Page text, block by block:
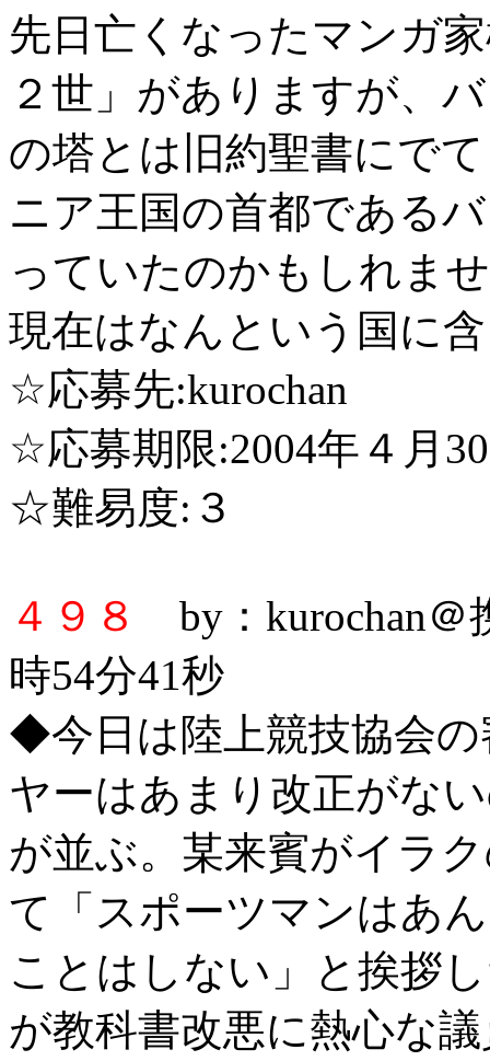
先日亡くなったマンガ
２世」がありますが、
の塔とは旧約聖書にで
ニア王国の首都である
っていたのかもしれま
現在はなんという国に
☆応募先:kurochan
☆応募期限:2004年４月
☆難易度:３
４９８
by：kurochan
時54分41秒
◆今日は陸上競技協会
ヤーはあまり改正がな
が並ぶ。某来賓がイラ
て「スポーツマンはあ
ことはしない」と挨拶
が教科書改悪に熱心な